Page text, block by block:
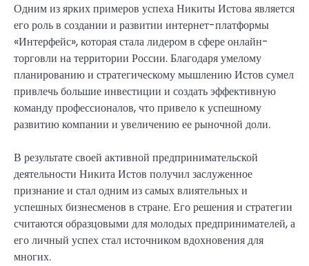
Одним из ярких примеров успеха Никиты Истова является
его роль в создании и развитии интернет-платформы
«Интерфейс», которая стала лидером в сфере онлайн-
торговли на территории России. Благодаря умелому
планированию и стратегическому мышлению Истов сумел
привлечь большие инвестиции и создать эффективную
команду профессионалов, что привело к успешному
развитию компании и увеличению ее рыночной доли.
В результате своей активной предпринимательской
деятельности Никита Истов получил заслуженное
признание и стал одним из самых влиятельных и
успешных бизнесменов в стране. Его решения и стратегии
считаются образцовыми для молодых предпринимателей, а
его личный успех стал источником вдохновения для
многих.